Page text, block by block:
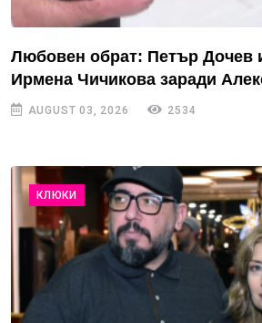
Любовен обрат: Петър Дочев
Ирмена Чичикова заради
AUGUST 03, 2026 2534
КЛЮКИ